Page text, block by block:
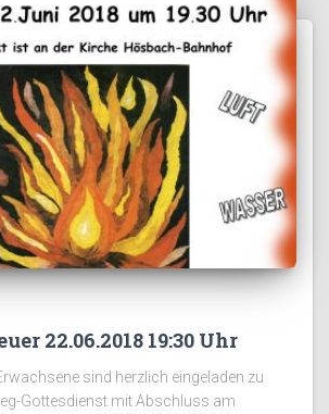
22.06.2018 19:30 Uhr
sind herzlich eingeladen zu
Gottesdienst mit Abschluss am